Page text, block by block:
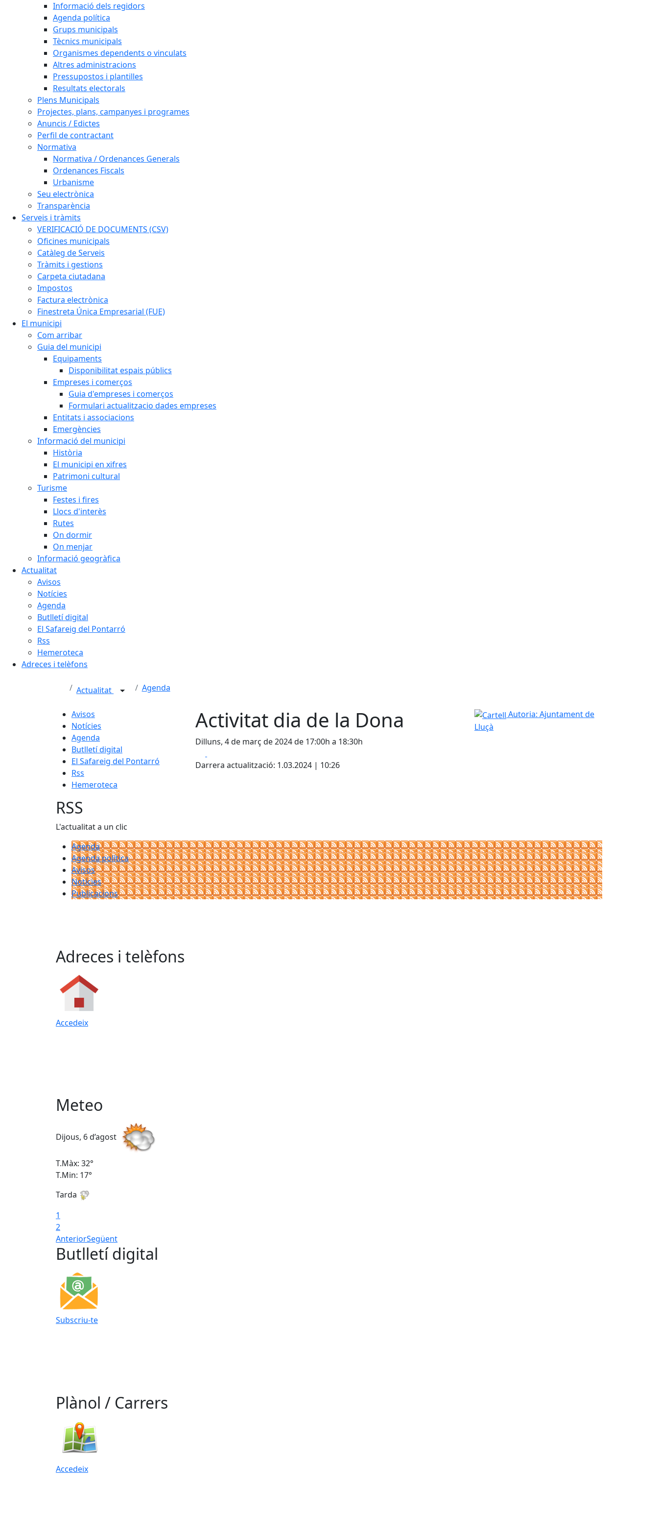
Informació dels regidors
Agenda política
Grups municipals
Tècnics municipals
Organismes dependents o vinculats
Altres administracions
Pressupostos i plantilles
Resultats electorals
Plens Municipals
Projectes, plans, campanyes i programes
Anuncis / Edictes
Perfil de contractant
Normativa
Normativa / Ordenances Generals
Ordenances Fiscals
Urbanisme
Seu electrònica
Transparència
Serveis i tràmits
VERIFICACIÓ DE DOCUMENTS (CSV)
Oficines municipals
Catàleg de Serveis
Tràmits i gestions
Carpeta ciutadana
Impostos
Factura electrònica
Finestreta Única Empresarial (FUE)
El municipi
Com arribar
Guia del municipi
Equipaments
Disponibilitat espais públics
Empreses i comerços
Guia d'empreses i comerços
Formulari actualitzacio dades empreses
Entitats i associacions
Emergències
Informació del municipi
Història
El municipi en xifres
Patrimoni cultural
Turisme
Festes i fires
Llocs d'interès
Rutes
On dormir
On menjar
Informació geogràfica
Actualitat
Avisos
Notícies
Agenda
Butlletí digital
El Safareig del Pontarró
Rss
Hemeroteca
Adreces i telèfons
Actualitat Agenda
Avisos
Notícies
Agenda
Butlletí digital
El Safareig del Pontarró
Rss
Hemeroteca
Activitat dia de la Dona
Dilluns, 4 de març de 2024 de 17:00h a 18:30h
Darrera actualització: 1.03.2024 | 10:26
Cartell
Autoria: Ajuntament de
Lluçà
RSS
L'actualitat a un clic
Agenda
Agenda política
Avisos
Notícies
Publicacions
Adreces i telèfons
Accedeix
Meteo
Dijous, 6 d’agost
T.Màx: 32°
T.Min: 17°
Tarda
1
2
AnteriorSegüent
Butlletí digital
Subscriu-te
Plànol / Carrers
Accedeix